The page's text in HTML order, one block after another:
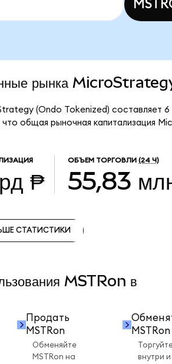
рынка
(Ondo Tokenized) составляет 6
что общая рыночная капитализация
₱
ОБЪЕМ ТОРГОВЛИ (24 Ч)
55,83
СТАТИСТИКИ
MSTRon в
Продать
MSTRon
Обменяйте
MSTRon на
MSTRon
внутри